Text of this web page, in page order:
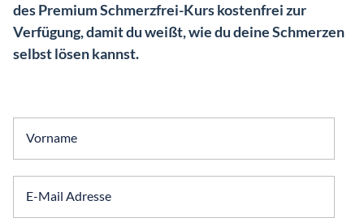
des Premium Schmerzfrei-Kurs kostenfrei zur
Verfügung, damit du weißt, wie du deine Schmerzen
selbst lösen kannst.